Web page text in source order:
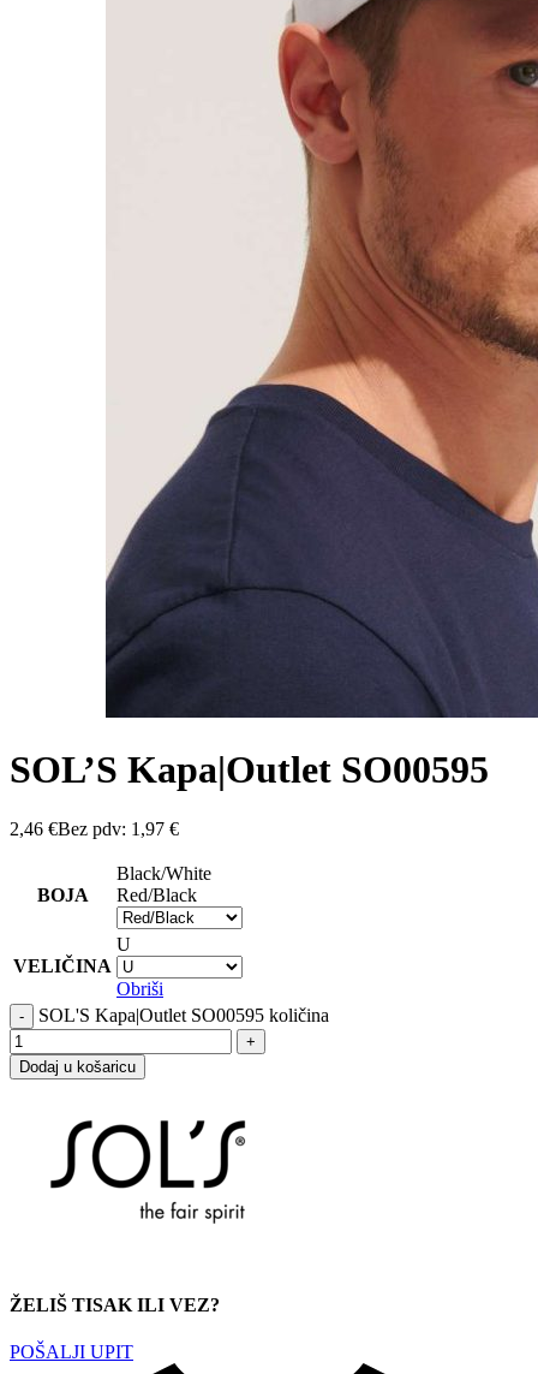
SOL’S Kapa|Outlet SO00595
2,46 €Bez pdv: 1,97 €
BOJA
Black/White
Red/Black
VELIČINA
U
Obriši
SOL'S Kapa|Outlet SO00595 količina
Dodaj u košaricu
ŽELIŠ TISAK ILI VEZ?
POŠALJI UPIT